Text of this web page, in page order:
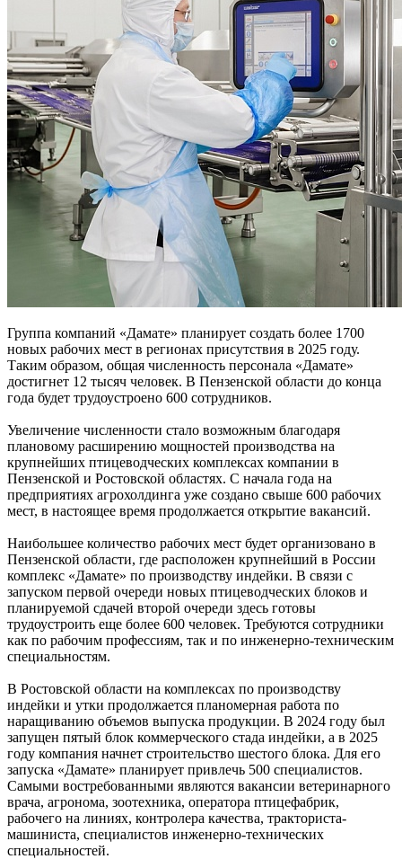
Группа компаний «Дамате» планирует создать более 1700
новых рабочих мест в регионах присутствия в 2025 году.
Таким образом, общая численность персонала «Дамате»
достигнет 12 тысяч человек. В Пензенской области до конца
года будет трудоустроено 600 сотрудников.
Увеличение численности стало возможным благодаря
плановому расширению мощностей производства на
крупнейших птицеводческих комплексах компании в
Пензенской и Ростовской областях. С начала года на
предприятиях агрохолдинга уже создано свыше 600 рабочих
мест, в настоящее время продолжается открытие вакансий.
Наибольшее количество рабочих мест будет организовано в
Пензенской области, где расположен крупнейший в России
комплекс «Дамате» по производству индейки. В связи с
запуском первой очереди новых птицеводческих блоков и
планируемой сдачей второй очереди здесь готовы
трудоустроить еще более 600 человек. Требуются сотрудники
как по рабочим профессиям, так и по инженерно-техническим
специальностям.
В Ростовской области на комплексах по производству
индейки и утки продолжается планомерная работа по
наращиванию объемов выпуска продукции. В 2024 году был
запущен пятый блок коммерческого стада индейки, а в 2025
году компания начнет строительство шестого блока. Для его
запуска «Дамате» планирует привлечь 500 специалистов.
Самыми востребованными являются вакансии ветеринарного
врача, агронома, зоотехника, оператора птицефабрик,
рабочего на линиях, контролера качества, тракториста-
машиниста, специалистов инженерно-технических
специальностей.